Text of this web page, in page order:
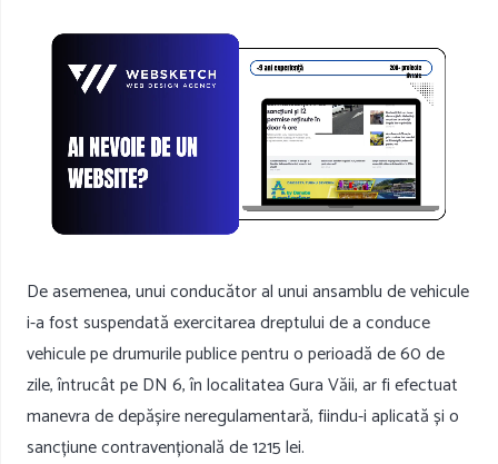
De asemenea, unui conducător al unui ansamblu de vehicule
i-a fost suspendată exercitarea dreptului de a conduce
vehicule pe drumurile publice pentru o perioadă de 60 de
zile, întrucât pe DN 6, în localitatea Gura Văii, ar fi efectuat
manevra de depășire neregulamentară, fiindu-i aplicată și o
sancțiune contravențională de 1215 lei.